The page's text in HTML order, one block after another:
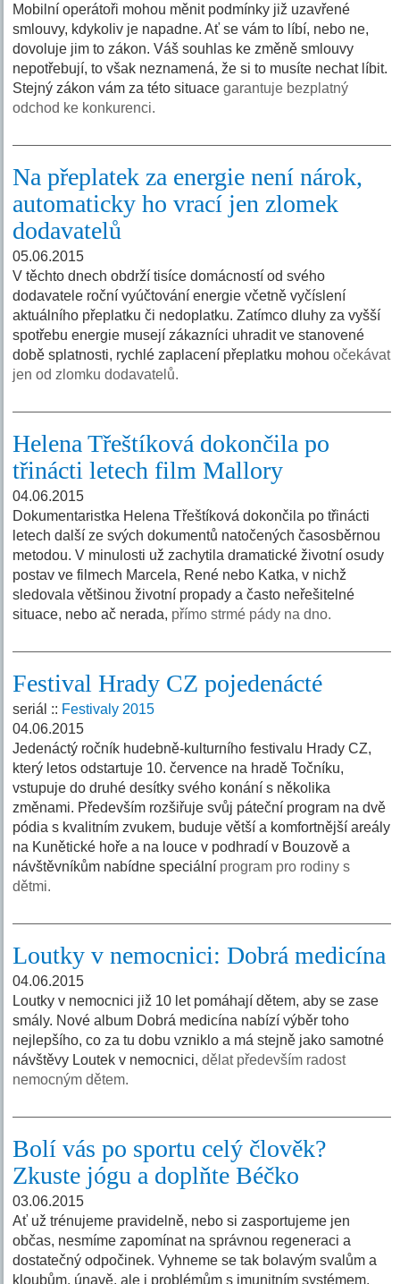
Mobilní operátoři mohou měnit podmínky již uzavřené
smlouvy, kdykoliv je napadne. Ať se vám to líbí, nebo ne,
dovoluje jim to zákon. Váš souhlas ke změně smlouvy
nepotřebují, to však neznamená, že si to musíte nechat líbit.
Stejný zákon vám za této situacegarantuje bezplatný
odchod ke konkurenci.
Na přeplatek za energie není nárok,
automaticky ho vrací jen zlomek
dodavatelů
05.06.2015
V těchto dnech obdrží tisíce domácností od svého
dodavatele roční vyúčtování energie včetně vyčíslení
aktuálního přeplatku či nedoplatku. Zatímco dluhy za vyšší
spotřebu energie musejí zákazníci uhradit ve stanovené
době splatnosti, rychlé zaplacení přeplatku mohouočekávat
jen od zlomku dodavatelů.
Helena Třeštíková dokončila po
třinácti letech film Mallory
04.06.2015
Dokumentaristka Helena Třeštíková dokončila po třinácti
letech další ze svých dokumentů natočených časosběrnou
metodou. V minulosti už zachytila dramatické životní osudy
postav ve filmech Marcela, René nebo Katka, v nichž
sledovala většinou životní propady a často neřešitelné
situace, nebo ač nerada, přímo strmé pády na dno.
Festival Hrady CZ pojedenácté
seriál :: Festivaly 2015
04.06.2015
Jedenáctý ročník hudebně-kulturního festivalu Hrady CZ,
který letos odstartuje 10. července na hradě Točníku,
vstupuje do druhé desítky svého konání s několika
změnami. Především rozšiřuje svůj páteční program na dvě
pódia s kvalitním zvukem, buduje větší a komfortnější areály
na Kunětické hoře a na louce v podhradí v Bouzově a
návštěvníkům nabídne speciální program pro rodiny s
dětmi.
Loutky v nemocnici: Dobrá medicína
04.06.2015
Loutky v nemocnici již 10 let pomáhají dětem, aby se zase
smály. Nové album Dobrá medicína nabízí výběr toho
nejlepšího, co za tu dobu vzniklo a má stejně jako samotné
návštěvy Loutek v nemocnici,dělat především radost
nemocným dětem.
Bolí vás po sportu celý člověk?
Zkuste jógu a doplňte Béčko
03.06.2015
Ať už trénujeme pravidelně, nebo si zasportujeme jen
občas, nesmíme zapomínat na správnou regeneraci a
dostatečný odpočinek. Vyhneme se tak bolavým svalům a
kloubům, únavě, ale i problémům s imunitním systémem.